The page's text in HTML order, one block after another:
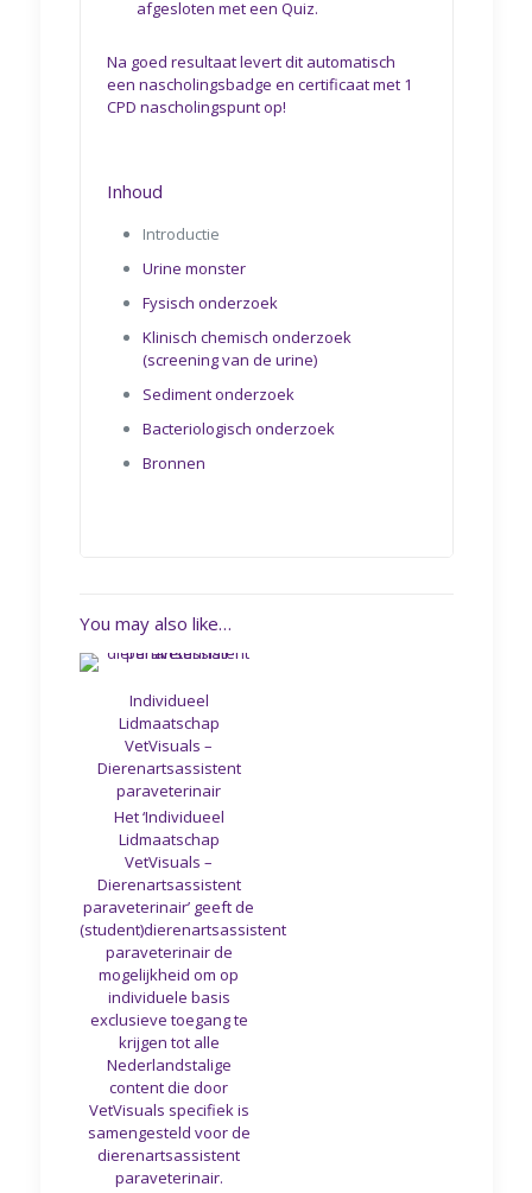
afgesloten met een Quiz.
Na goed resultaat levert dit automatisch
een nascholingsbadge en certificaat met 1
CPD nascholingspunt op!
Inhoud
Introductie
Urine monster
Fysisch onderzoek
Klinisch chemisch onderzoek
(screening van de urine)
Sediment onderzoek
Bacteriologisch onderzoek
Bronnen
You may also like…
Individueel
Lidmaatschap
VetVisuals –
Dierenartsassistent
paraveterinair
Het ‘Individueel
Lidmaatschap
VetVisuals –
Dierenartsassistent
paraveterinair’ geeft de
(student)dierenartsassistent
paraveterinair de
mogelijkheid om op
individuele basis
exclusieve toegang te
krijgen tot alle
Nederlandstalige
content die door
VetVisuals specifiek is
samengesteld voor de
dierenartsassistent
paraveterinair.